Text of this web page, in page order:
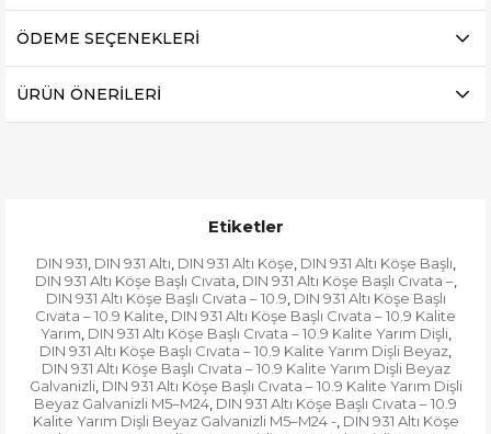
ÖDEME SEÇENEKLERI
ÜRÜN ÖNERILERI
Etiketler
DIN 931, DIN 931 Altı, DIN 931 Altı Köşe, DIN 931 Altı Köşe Başlı,
DIN 931 Altı Köşe Başlı Cıvata, DIN 931 Altı Köşe Başlı Cıvata –,
DIN 931 Altı Köşe Başlı Cıvata – 10.9, DIN 931 Altı Köşe Başlı
Cıvata – 10.9 Kalite, DIN 931 Altı Köşe Başlı Cıvata – 10.9 Kalite
Yarım, DIN 931 Altı Köşe Başlı Cıvata – 10.9 Kalite Yarım Dişli,
DIN 931 Altı Köşe Başlı Cıvata – 10.9 Kalite Yarım Dişli Beyaz,
DIN 931 Altı Köşe Başlı Cıvata – 10.9 Kalite Yarım Dişli Beyaz
Galvanizli, DIN 931 Altı Köşe Başlı Cıvata – 10.9 Kalite Yarım Dişli
Beyaz Galvanizli M5–M24, DIN 931 Altı Köşe Başlı Cıvata – 10.9
Kalite Yarım Dişli Beyaz Galvanizli M5–M24 -, DIN 931 Altı Köşe